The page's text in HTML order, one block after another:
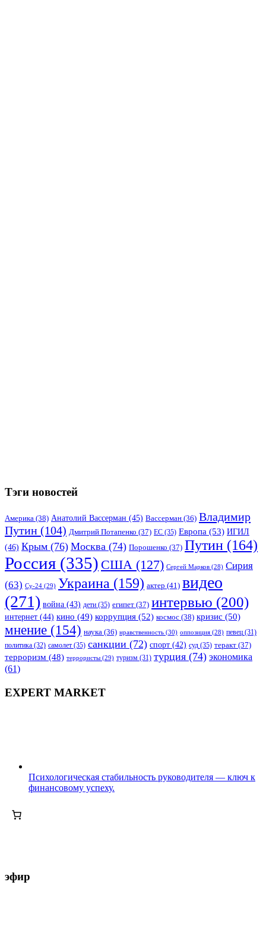
Тэги новостей
Америка (38) Анатолий Вассерман (45) Вассерман (36) Владимир
Путин (104) Дмитрий Потапенко (37) ЕС (35) Европа (53) ИГИЛ
(46) Крым (76) Москва (74) Порошенко (37) Путин (164)
Россия (335) США (127) Сергей Марков (28) Сирия
(63) Су-24 (29) Украина (159) актер (41) видео
(271) война (43) дети (35) египет (37) интервью (200)
интернет (44) кино (49) коррупция (52) космос (38) кризис (50)
мнение (154) наука (36) нравственность (30) оппозиция (28) певец (31)
политика (32) самолет (35) санкции (72) спорт (42) суд (35) теракт (37)
терроризм (48) террористы (29) туризм (31) турция (74) экономика
(61)
EXPERT MARKET
Психологическая стабильность руководителя — ключ к
финансовому успеху.
эфир